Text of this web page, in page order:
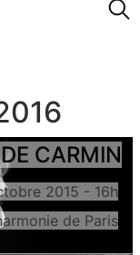
DE CARMIN
2015 - 16h
de Paris